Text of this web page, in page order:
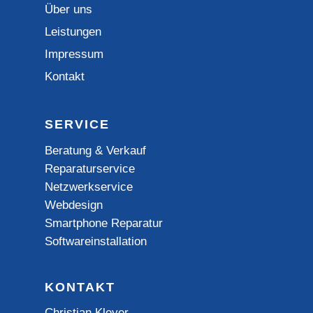
Über uns
Leistungen
Impressum
Kontakt
SERVICE
Beratung & Verkauf
Reparaturservice
Netzwerkservice
Webdesign
Smartphone Reparatur
Softwareinstallation
KONTAKT